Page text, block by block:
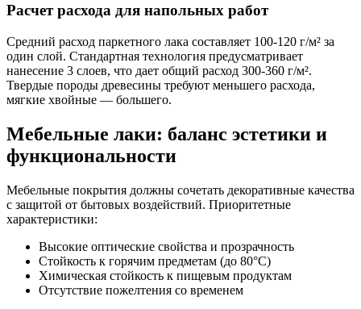
Расчет расхода для напольных работ
Средний расход паркетного лака составляет 100-120 г/м² за
один слой. Стандартная технология предусматривает
нанесение 3 слоев, что дает общий расход 300-360 г/м².
Твердые породы древесины требуют меньшего расхода,
мягкие хвойные — большего.
Мебельные лаки: баланс эстетики и
функциональности
Мебельные покрытия должны сочетать декоративные качества
с защитой от бытовых воздействий. Приоритетные
характеристики:
Высокие оптические свойства и прозрачность
Стойкость к горячим предметам (до 80°C)
Химическая стойкость к пищевым продуктам
Отсутствие пожелтения со временем